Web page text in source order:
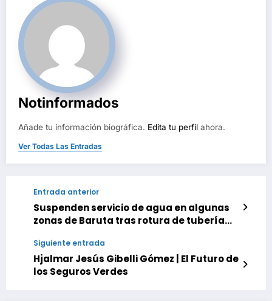
Notinformados
Añade tu información biográfica. Edita tu perfil ahora.
Ver Todas Las Entradas
Entrada anterior
Suspenden servicio de agua en algunas
zonas de Baruta tras rotura de tubería
Siguiente entrada
Hjalmar Jesús Gibelli Gómez | El Futuro de
los Seguros Verdes